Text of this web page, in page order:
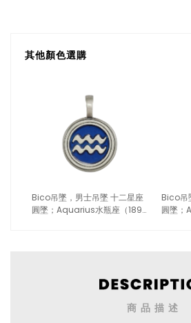
其他顏色選購
Bico吊墜，男士吊墜 十二星座
圓墜；Aquarius水瓶座（1897
Bico吊
圓墜；
商品描述